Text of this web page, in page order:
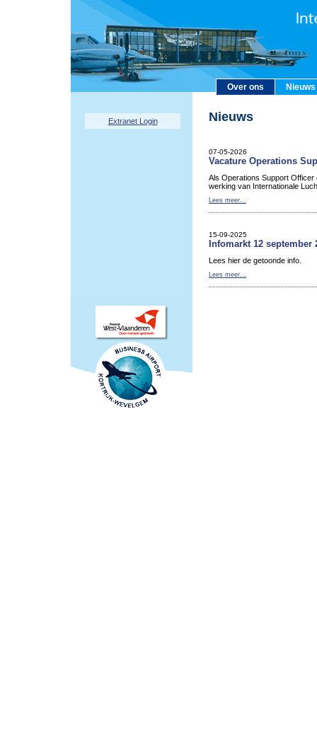
Over ons Nieuws
Extranet Login Nieuws
07-05-2026
Vacature Operations
Als Operations Support Officer
werking van Internationale
Lees meer...
15-09-2025
Infomarkt 12 september
Lees hier de getoonde info.
Lees meer...